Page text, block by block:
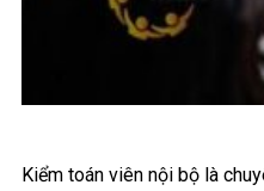
Kiểm toán viên nội bộ là